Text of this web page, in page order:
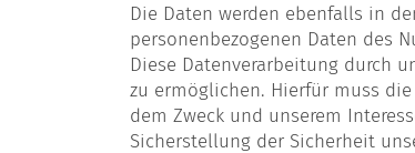
Die Daten werden ebenfalls in
personenbezogenen Daten des
Diese Datenverarbeitung durch
zu ermöglichen. Hierfür muss
dem Zweck und unserem
Sicherstellung der Sicherheit